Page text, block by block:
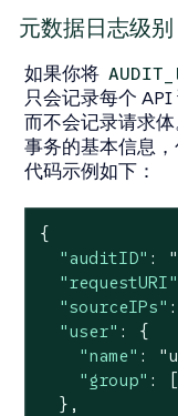
元数据日志级别
如果你将
只会记录每个 API
而不会记录请求
事务的基本信息
代码示例如下：
{
"auditID" :
"requestURI"
"sourceIPs"
"user" : {
"name" :
"group" : [
  },